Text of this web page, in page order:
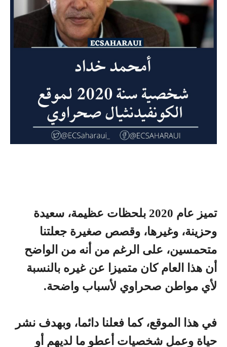
تميز عام 2020 بلحظات عظيمة، سعيدة
وحزينة، وغيرها، وقصص صغيرة جعلتنا
متحمسين، على الرغم من أنه من الواضح
أن هذا العام كان متميزا عن غيره بالنسبة
لأي مواطن صحراوي لأسباب واضحة.
في هذا الموقع، كما فعلنا دائما، وبهدف نشر
حياة وعمل شخصيات أعطو ما لديهم أو